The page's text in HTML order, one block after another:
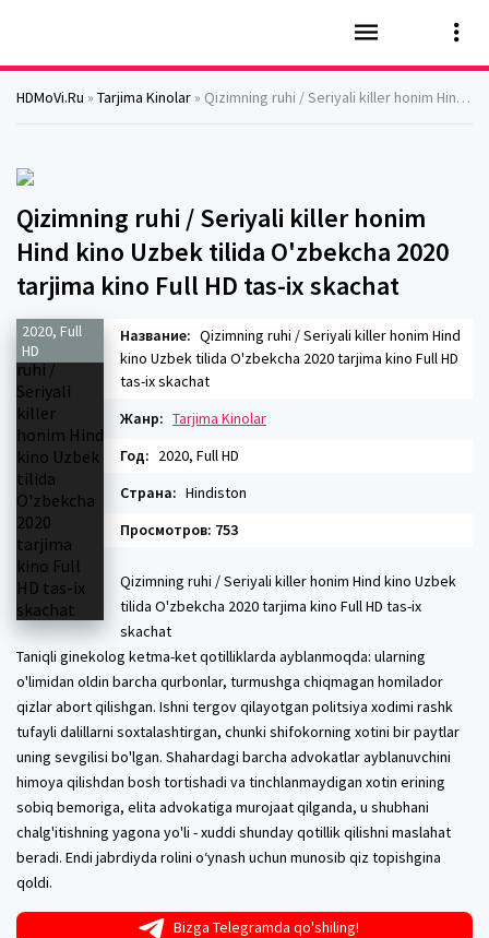
HDMoVi.Ru » Tarjima Kinolar » Qizimning ruhi / Seriyali killer honim Hind kino Uzbek tilida O'zbekcha 2020 tarjima kino Full HD tas-ix skachat
Qizimning ruhi / Seriyali killer honim
Hind kino Uzbek tilida O'zbekcha 2020
tarjima kino Full HD tas-ix skachat
2020, Full
HD
Название: Qizimning ruhi / Seriyali killer honim Hind
kino Uzbek tilida O'zbekcha 2020 tarjima kino Full HD
tas-ix skachat
Жанр: Tarjima Kinolar
Год: 2020, Full HD
Страна: Hindiston
Просмотров: 753
Qizimning ruhi / Seriyali killer honim Hind kino Uzbek
tilida O'zbekcha 2020 tarjima kino Full HD tas-ix
skachat
Taniqli ginekolog ketma-ket qotilliklarda ayblanmoqda: ularning
o'limidan oldin barcha qurbonlar, turmushga chiqmagan homilador
qizlar abort qilishgan. Ishni tergov qilayotgan politsiya xodimi rashk
tufayli dalillarni soxtalashtirgan, chunki shifokorning xotini bir paytlar
uning sevgilisi bo'lgan. Shahardagi barcha advokatlar ayblanuvchini
himoya qilishdan bosh tortishadi va tinchlanmaydigan xotin erining
sobiq bemoriga, elita advokatiga murojaat qilganda, u shubhani
chalg'itishning yagona yo'li - xuddi shunday qotillik qilishni maslahat
beradi. Endi jabrdiyda rolini o‘ynash uchun munosib qiz topishgina
qoldi.
Bizga Telegramda qo'shiling!